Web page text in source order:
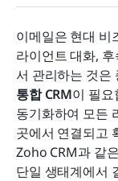
이메일은 현대 비
라이언트 대화,
서 관리하는 것은
통합 CRM이 필요
동기화하여 모든
곳에서 연결되고
Zoho CRM과 같
단일 생태계에서
CRM-Gmail
산성을 향상시
지메일 연동이
Gmail 연동이
가이드
결론